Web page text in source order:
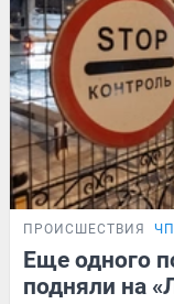
ПРОИСШЕСТВИЯ
Еще одного
подняли на